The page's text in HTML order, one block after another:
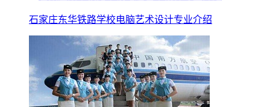
石家庄东华铁路学校电脑艺术设计专业介绍